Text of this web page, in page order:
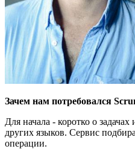
Зачем нам потребовался
Для начала - коротко о
других языков. Сервис
операции.